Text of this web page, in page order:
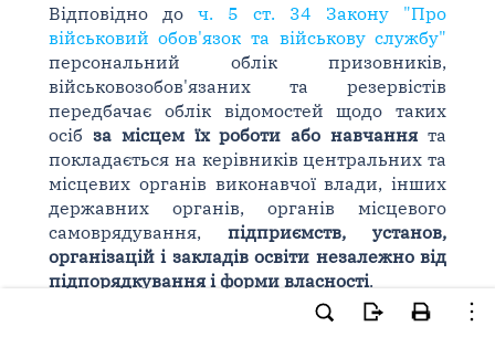
Відповідно до ч. 5 ст. 34 Закону "Про
військовий обов'язок та військову службу"
персональний облік призовників,
військовозобов'язаних та резервістів
передбачає облік відомостей щодо таких
осіб за місцем їх роботи або навчання та
покладається на керівників центральних та
місцевих органів виконавчої влади, інших
державних органів, органів місцевого
самоврядування, підприємств, установ,
організацій і закладів освіти незалежно від
підпорядкування і форми власності.
Перевірка організації військового